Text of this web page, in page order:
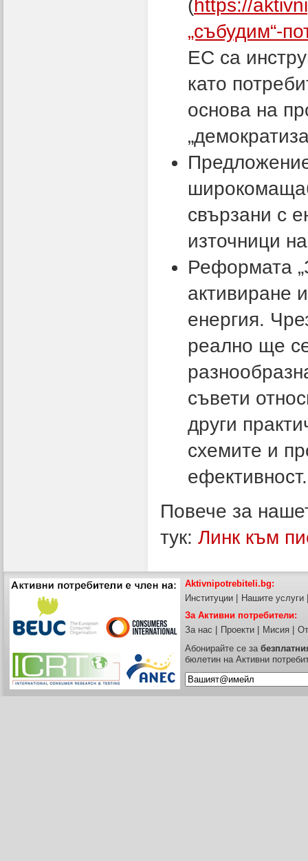
(https://
„събудим“-
ЕС са
като
основа на
свързани с
източници
Реформата
активиране
енергия.
реално ще
съвети
други
схемите и
ефективност.
Повече за
тук: Линк към
Aktivnipotrebiteli.bg:
Институции
Нашите услуги
За Активни потребители:
За нас
Проекти Мисия
Абонирайте се за
бюлетин на Активни